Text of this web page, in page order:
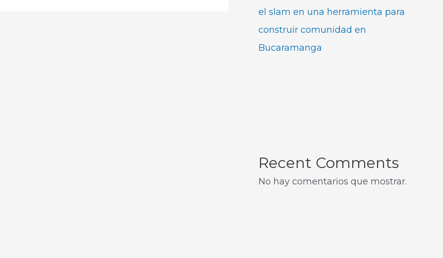
el slam en una herramienta para
construir comunidad en
Bucaramanga
Recent Comments
No hay comentarios que mostrar.